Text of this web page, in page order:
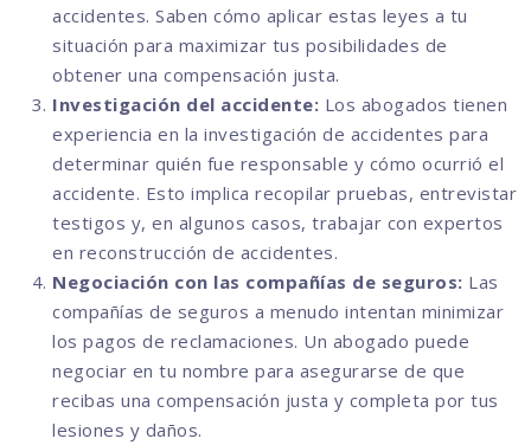
accidentes. Saben cómo aplicar estas leyes a tu
situación para maximizar tus posibilidades de
obtener una compensación justa.
Investigación del accidente: Los abogados tienen
experiencia en la investigación de accidentes para
determinar quién fue responsable y cómo ocurrió el
accidente. Esto implica recopilar pruebas, entrevistar
testigos y, en algunos casos, trabajar con expertos
en reconstrucción de accidentes.
Negociación con las compañías de seguros: Las
compañías de seguros a menudo intentan minimizar
los pagos de reclamaciones. Un abogado puede
negociar en tu nombre para asegurarse de que
recibas una compensación justa y completa por tus
lesiones y daños.